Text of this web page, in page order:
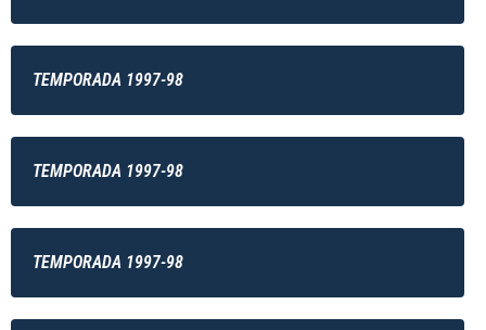
TEMPORADA 1997-98
TEMPORADA 1997-98
TEMPORADA 1997-98